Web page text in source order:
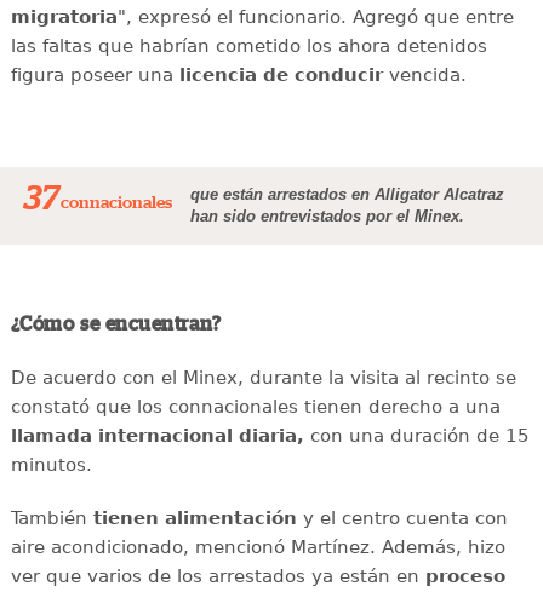
migratoria", expresó el funcionario. Agregó que entre
las faltas que habrían cometido los ahora detenidos
figura poseer una licencia de conducirvencida.
37connacionales
que están arrestados en Alligator Alcatraz
han sido entrevistados por el Minex.
¿Cómo se encuentran?
De acuerdo con el Minex, durante la visita al recinto se
constató que los connacionales tienen derecho a una
llamada internacional diaria, con una duración de 15
minutos.
También tienen alimentación y el centro cuenta con
aire acondicionado, mencionó Martínez. Además, hizo
ver que varios de los arrestados ya están en proceso